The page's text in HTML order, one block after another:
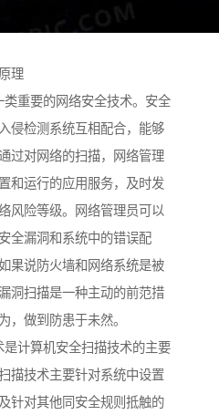
理
重要的网络安全技术。安全
侵检测系统互相配合，能够
过对网络的扫描，网络管理
和运行的应用服务，及时发
风险等级。网络管理员可以
全漏洞和系统中的错误配
果说防火墙和网络系统是被
洞扫描是一种主动的前范措
，做到防患于未然。
计算机安全扫描技术的主要
描技术主要针对系统中设置
针对其他同安全规则抵触的